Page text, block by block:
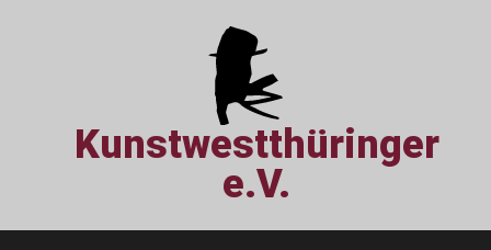
Kunstwestthüringer
e.V.